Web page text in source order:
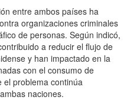
entre ambos países ha
organizaciones criminales
de personas. Según indicó,
a reducir el flujo de
y han impactado en la
con el consumo de
el problema continúa
naciones.